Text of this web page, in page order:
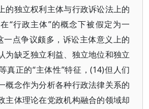
的独立权利主体与行政诉讼法上的
“行政主体”的概念下被假定为一
一点争议颇多，诉讼主体意义上的
为缺乏独立利益、独立地位和独立
真正的“主体性”特征，(14)但人们
概念作为分析各种行政法律关系的
主体理论在党政机构融合的领域却